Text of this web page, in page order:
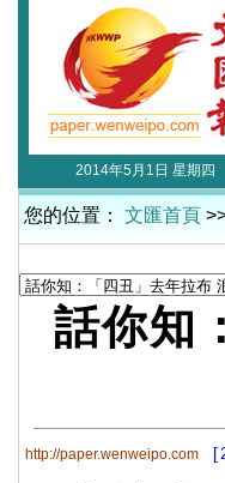
2014年5月1日 星期四
您的位置： 文匯首頁
話你知
http://paper.wenweipo.com